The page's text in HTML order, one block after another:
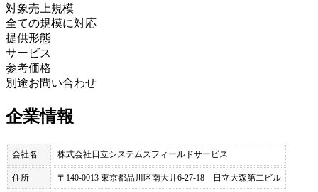
対象売上規模
全ての規模に対応
提供形態
サービス
参考価格
別途お問い合わせ
企業情報
会社名 株式会社日立システムズフィールドサービス
住所 〒140-0013 東京都品川区南大井6-27-18 日立大森第二ビル